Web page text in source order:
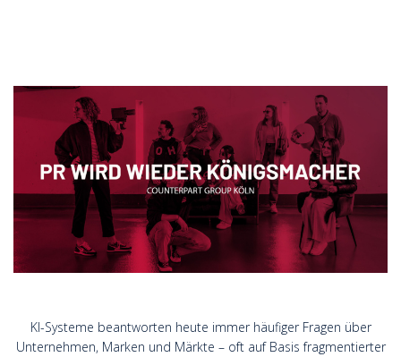
KI-Systeme beantworten heute immer häufiger Fragen über
Unternehmen, Marken und Märkte – oft auf Basis fragmentierter